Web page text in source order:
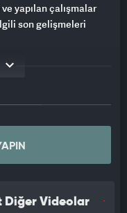
yapılan çalışmalar
son gelişmeleri
Trenimizi de
tamamladık. İlk
planlıyoruz. 8
hedefliyoruz” dedi.
ziyaret etti. Ziyarette
Diğer Videolar